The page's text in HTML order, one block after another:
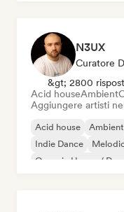
N3UX
Curatore
&gt; 2800
Acid houseAmbient
Aggiungere artisti
Acid house Ambient
Indie Dance
Organic House /